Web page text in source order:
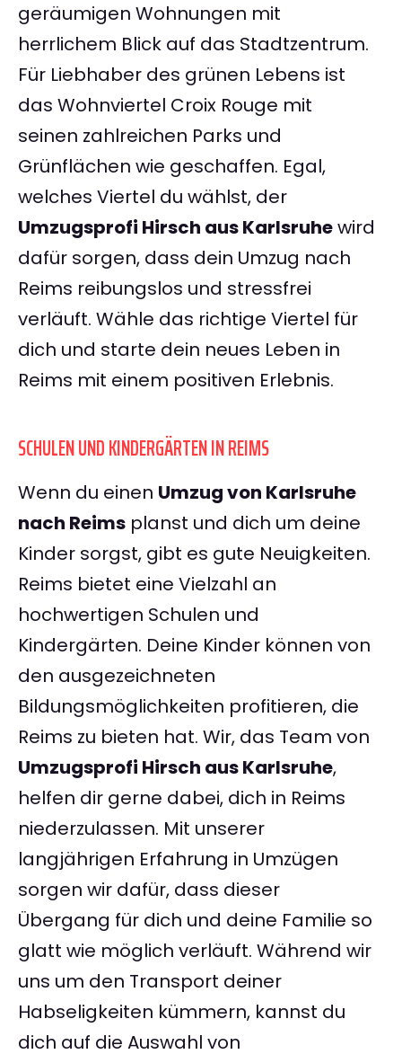
geräumigen Wohnungen mit
herrlichem Blick auf das Stadtzentrum.
Für Liebhaber des grünen Lebens ist
das Wohnviertel Croix Rouge mit
seinen zahlreichen Parks und
Grünflächen wie geschaffen. Egal,
welches Viertel du wählst, der
Umzugsprofi Hirsch aus Karlsruhewird
dafür sorgen, dass dein Umzug nach
Reims reibungslos und stressfrei
verläuft. Wähle das richtige Viertel für
dich und starte dein neues Leben in
Reims mit einem positiven Erlebnis.
SCHULEN UND KINDERGÄRTEN IN REIMS
Wenn du einen Umzug von Karlsruhe
nach Reims planst und dich um deine
Kinder sorgst, gibt es gute Neuigkeiten.
Reims bietet eine Vielzahl an
hochwertigen Schulen und
Kindergärten. Deine Kinder können von
den ausgezeichneten
Bildungsmöglichkeiten profitieren, die
Reims zu bieten hat. Wir, das Team von
Umzugsprofi Hirsch aus Karlsruhe,
helfen dir gerne dabei, dich in Reims
niederzulassen. Mit unserer
langjährigen Erfahrung in Umzügen
sorgen wir dafür, dass dieser
Übergang für dich und deine Familie so
glatt wie möglich verläuft. Während wir
uns um den Transport deiner
Habseligkeiten kümmern, kannst du
dich auf die Auswahl von